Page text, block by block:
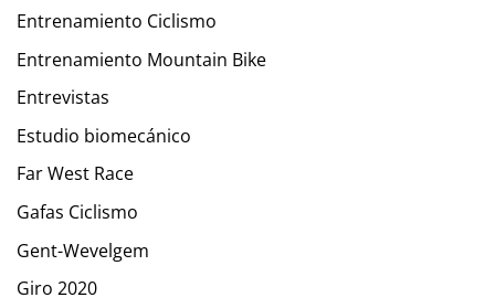
Entrenamiento Ciclismo
Entrenamiento Mountain Bike
Entrevistas
Estudio biomecánico
Far West Race
Gafas Ciclismo
Gent-Wevelgem
Giro 2020